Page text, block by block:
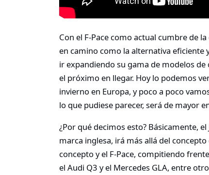
Con el F-Pace como actual cumbre de
en camino como la alternativa eficiente
ir expandiendo su gama de modelos de
el próximo en llegar. Hoy lo podemos
invierno en Europa, y poco a poco
lo que pudiese parecer, será de mayor
¿Por qué decimos esto? Básicamente,
marca inglesa, irá más allá del
concepto y el F-Pace, compitiendo
el Audi Q3 y el Mercedes GLA, entre